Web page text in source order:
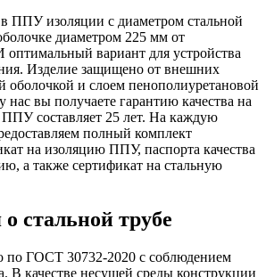
ППУ изоляции с диаметром стальной
диаметром 225 мм от
вариант для устройства
Изделие защищено от внешних
оболочкой и слоем пенополиуретановой
вы получаете гарантию качества на
ППУ составляет 25 лет. На каждую
полный комплект
на изоляцию ППУ, паспорта качества
а также сертификат на стальную
стальной трубе
по ГОСТ 30732-2020 с соблюдением
В качестве несущей среды конструкции